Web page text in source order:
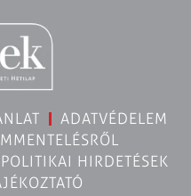
ADATVÉDELEM
POLITIKAI HIRDETÉSEK